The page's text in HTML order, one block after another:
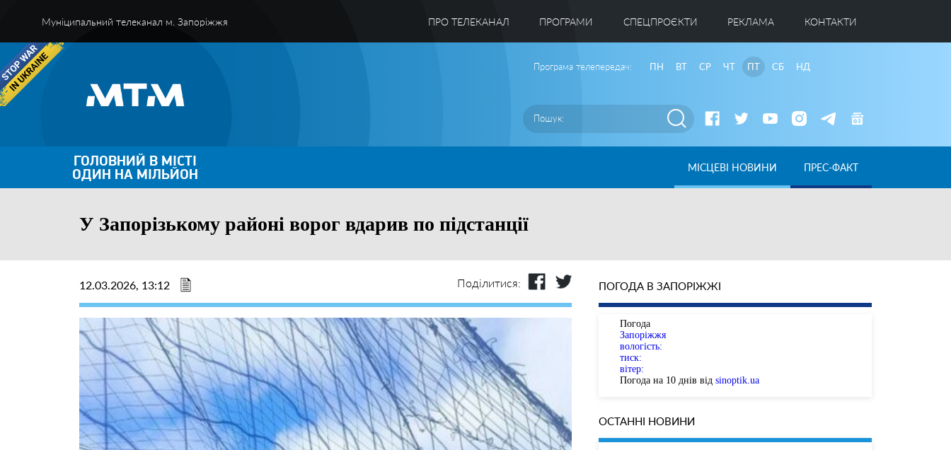
Муніципальний телеканал м. Запоріжжя ПРО ТЕЛЕКАНАЛ ПРОГРАМИ CПЕЦПРОЄКТИ РЕКЛАМА КОНТАКТИ
Програма телепередач: ПН ВТ СР ЧТ ПТ СБ НД
ГОЛОВНИЙ В МІСТІ
ОДИН НА МІЛЬЙОН МІСЦЕВІ НОВИНИ ПРЕС-ФАКТ
У Запорізькому районі ворог вдарив по підстанції
12.03.2026, 13:12 Поділитися: ПОГОДА В ЗАПОРІЖЖІ
Погода
Запоріжжя
вологість:
тиск:
вітер:
Погода на 10 днів від sinoptik.ua
ОСТАННІ НОВИНИ